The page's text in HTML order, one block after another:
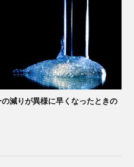
減りが異様に早くなったときの